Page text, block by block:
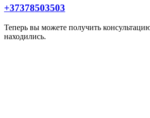
+37378503503
Теперь вы можете получить
находились.